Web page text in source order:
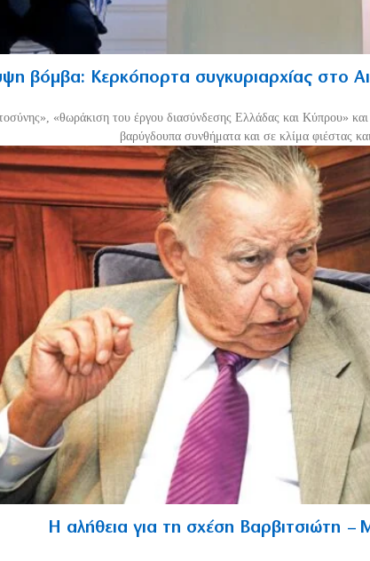
βόμβα: Κερκόπορτα συγκυριαρχίας στο
«θωράκιση του έργου διασύνδεσης Ελλάδας και Κύπρου»
βαρύγδουπα συνθήματα και σε κλίμα φιέστας
Η αλήθεια για τη σχέση Βαρβιτσιώτη –